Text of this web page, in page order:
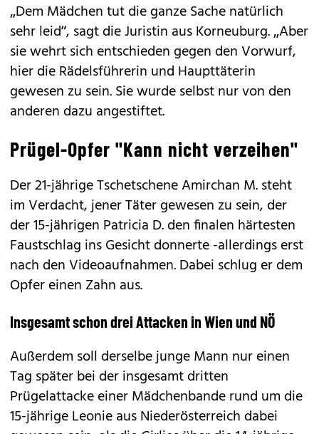
„Dem Mädchen tut die ganze Sache natürlich
sehr leid“, sagt die Juristin aus Korneuburg. „Aber
sie wehrt sich entschieden gegen den Vorwurf,
hier die Rädelsführerin und Haupttäterin
gewesen zu sein. Sie wurde selbst nur von den
anderen dazu angestiftet.
Prügel-Opfer "Kann nicht verzeihen"
Der 21-jährige Tschetschene Amirchan M. steht
im Verdacht, jener Täter gewesen zu sein, der
der 15-jährigen Patricia D. den finalen härtesten
Faustschlag ins Gesicht donnerte -allerdings erst
nach den Videoaufnahmen. Dabei schlug er dem
Opfer einen Zahn aus.
Insgesamt schon drei Attacken in Wien und NÖ
Außerdem soll derselbe junge Mann nur einen
Tag später bei der insgesamt dritten
Prügelattacke einer Mädchenbande rund um die
15-jährige Leonie aus Niederösterreich dabei